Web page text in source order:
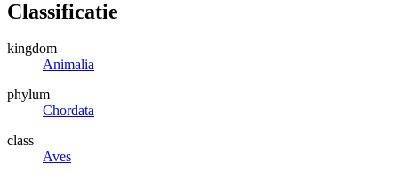
Classificatie
kingdom
Animalia
phylum
Chordata
class
Aves